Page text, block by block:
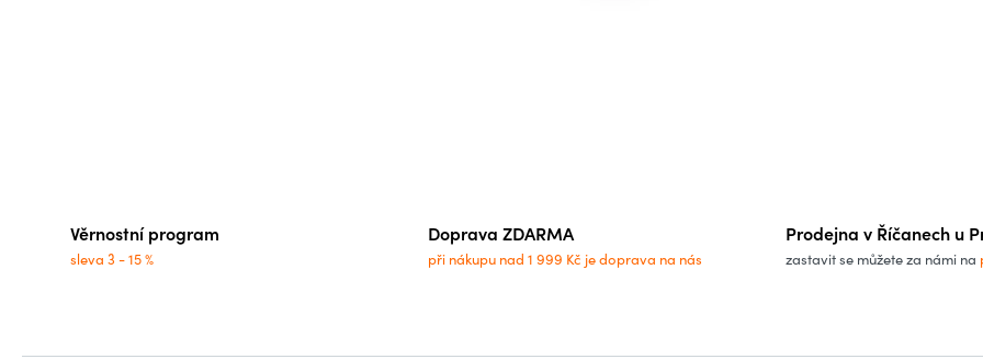
Věrnostní program
sleva 3 - 15 %
Doprava ZDARMA
při nákupu nad 1 999 Kč je doprava na nás
Prodejna v Říčanech u
zastavit se můžete za námi na